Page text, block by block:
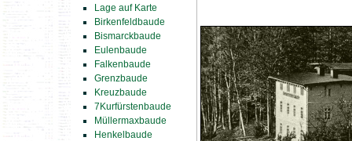
Lage auf Karte
Birkenfeldbaude
Bismarckbaude
Eulenbaude
Falkenbaude
Grenzbaude
Kreuzbaude
7Kurfürstenbaude
Müllermaxbaude
Henkelbaude